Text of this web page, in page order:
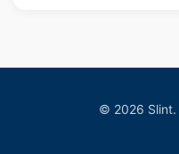
© 2026 Slint.